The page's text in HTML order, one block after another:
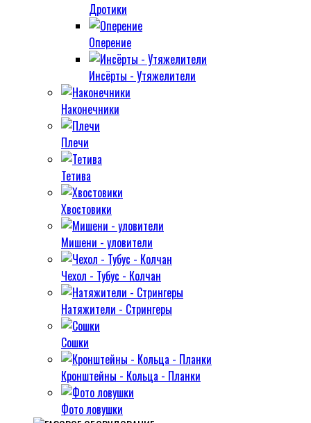
Дротики
Оперение
Инсёрты - Утяжелители
Наконечники
Плечи
Тетива
Хвостовики
Мишени - уловители
Чехол - Тубус - Колчан
Натяжители - Стрингеры
Сошки
Кронштейны - Кольца - Планки
Фото ловушки